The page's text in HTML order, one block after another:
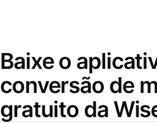
Baixe o
conversão de
gratuito da